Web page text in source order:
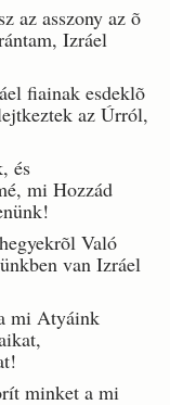
az asszony az õ
Izráel
fiainak esdeklõ
az Úrról,
és
mi Hozzád
Való
van Izráel
mi Atyáink
minket a mi